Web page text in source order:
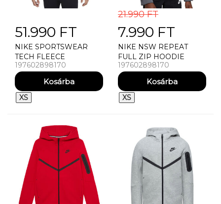
51.990 FT
NIKE SPORTSWEAR
TECH FLEECE
WINDRUNNER FULL
ZIP PULÓVER
197602898170
XS
21.990 FT
7.990 FT
NIKE NSW REPEAT
FULL ZIP HOODIE
GYEREK MÉRET
197602898170
XS